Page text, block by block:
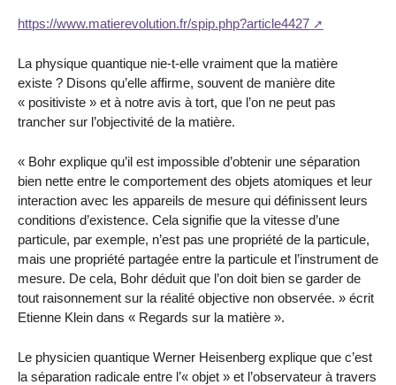
https://www.matierevolution.fr/spip.php?article4427
La physique quantique nie-t-elle vraiment que la matière
existe ? Disons qu’elle affirme, souvent de manière dite
« positiviste » et à notre avis à tort, que l’on ne peut pas
trancher sur l’objectivité de la matière.
« Bohr explique qu’il est impossible d’obtenir une séparation
bien nette entre le comportement des objets atomiques et leur
interaction avec les appareils de mesure qui définissent leurs
conditions d’existence. Cela signifie que la vitesse d’une
particule, par exemple, n’est pas une propriété de la particule,
mais une propriété partagée entre la particule et l’instrument de
mesure. De cela, Bohr déduit que l’on doit bien se garder de
tout raisonnement sur la réalité objective non observée. » écrit
Etienne Klein dans « Regards sur la matière ».
Le physicien quantique Werner Heisenberg explique que c’est
la séparation radicale entre l’« objet » et l’observateur à travers